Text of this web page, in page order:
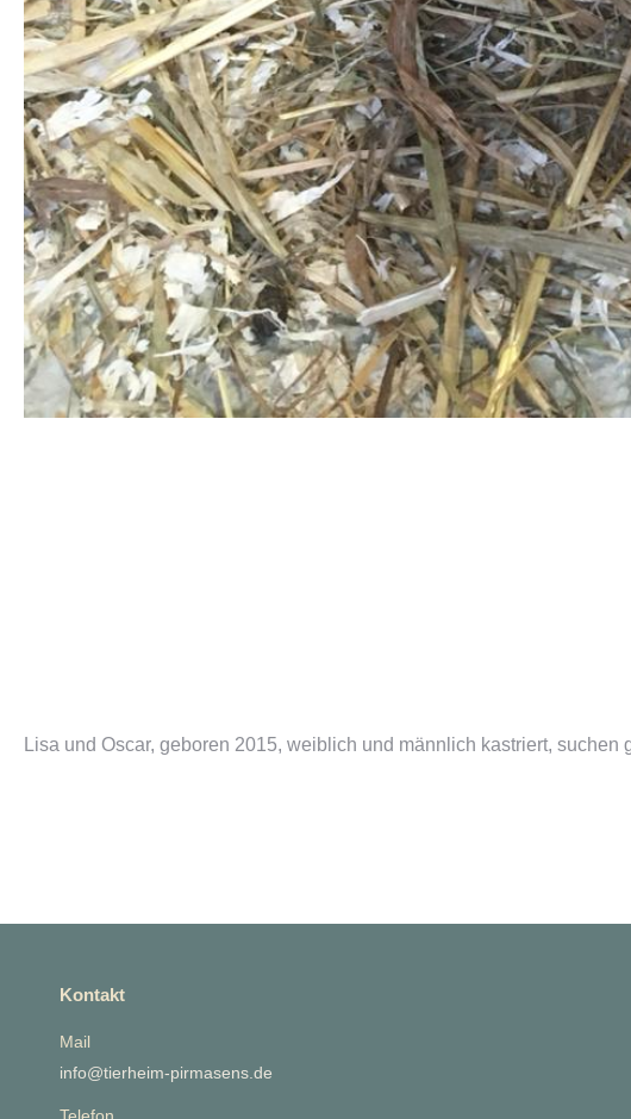
Lisa und Oscar, geboren 2015, weiblich und männlich kastriert, suchen
Kontakt
Mail
info@tierheim-pirmasens.de
Telefon